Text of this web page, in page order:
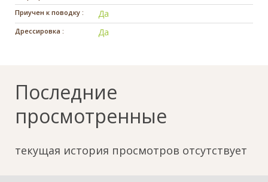
Приучен к поводку : Да
Дрессировка : Да
Последние
просмотренные
текущая история просмотров отсутствует